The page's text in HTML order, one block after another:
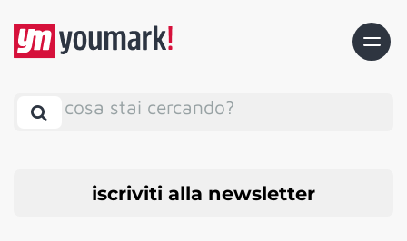
cosa stai cercando?
iscriviti alla newsletter